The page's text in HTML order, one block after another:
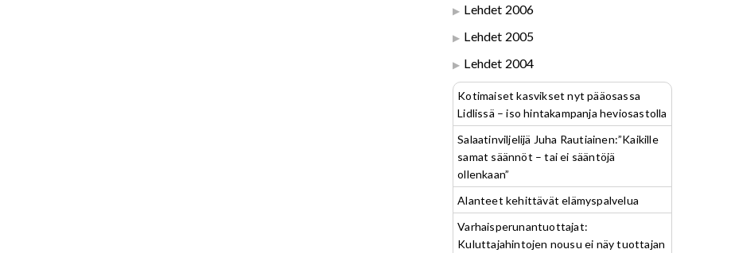
Lehdet 2006
Lehdet 2005
Lehdet 2004
Kotimaiset kasvikset nyt pääosassa
Lidlissä – iso hintakampanja heviosastolla
Salaatinviljelijä Juha Rautiainen:”Kaikille
samat säännöt – tai ei sääntöjä
ollenkaan”
Alanteet kehittävät elämyspalvelua
Varhaisperunantuottajat:
Kuluttajahintojen nousu ei näy tuottajan